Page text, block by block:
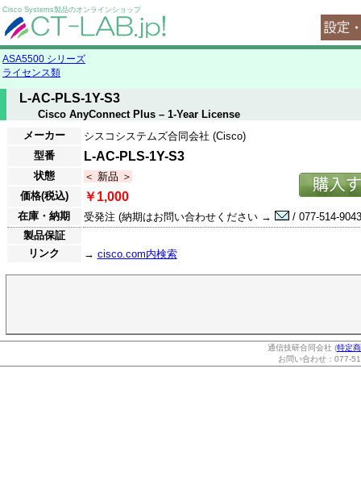
Cisco Systems製品のオンラインショップ
ASA5500 シリーズ
ライセンス類
L-AC-PLS-1Y-S3
Cisco AnyConnect Plus – 1-Year License
メーカー
シスコシステムズ合同会社 (Cisco)
型番
L-AC-PLS-1Y-S3
状態
＜ 新品 ＞
価格(税込)
￥1,000
在庫・納期 受発注 (納期はお問い合わせください →
/ 077-514-
製品保証
リンク
→ cisco.com内検索
通信技研合同会社 (特定
お問い合わせ：077-